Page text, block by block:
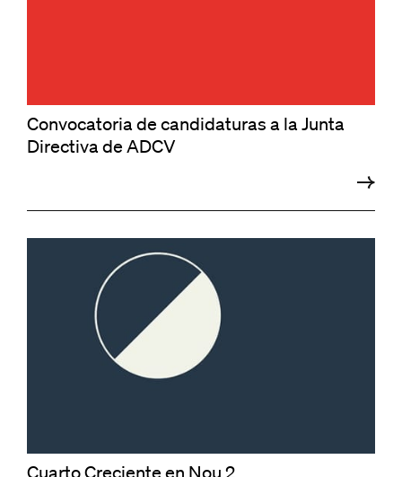
Convocatoria de candidaturas a la Junta
Directiva de ADCV
Cuarto Creciente en Nou 2